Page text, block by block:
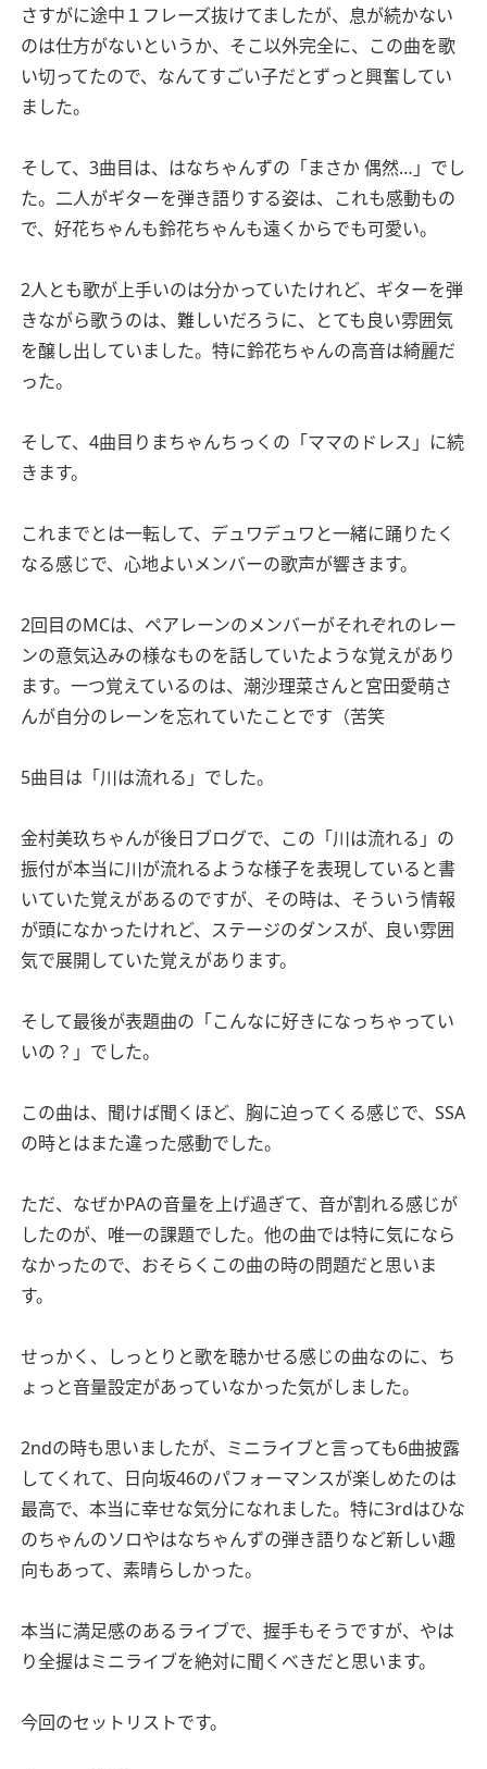
さすがに途中１フレーズ抜けてましたが、息が続かない
のは仕方がないというか、そこ以外完全に、この曲を歌
い切ってたので、なんてすごい子だとずっと興奮してい
ました。
そして、3曲目は、はなちゃんずの「まさか 偶然…」でし
た。二人がギターを弾き語りする姿は、これも感動もの
で、好花ちゃんも鈴花ちゃんも遠くからでも可愛い。
2人とも歌が上手いのは分かっていたけれど、ギターを弾
きながら歌うのは、難しいだろうに、とても良い雰囲気
を醸し出していました。特に鈴花ちゃんの高音は綺麗だ
った。
そして、4曲目りまちゃんちっくの「ママのドレス」に続
きます。
これまでとは一転して、デュワデュワと一緒に踊りたく
なる感じで、心地よいメンバーの歌声が響きます。
2回目のMCは、ペアレーンのメンバーがそれぞれのレー
ンの意気込みの様なものを話していたような覚えがあり
ます。一つ覚えているのは、潮沙理菜さんと宮田愛萌さ
んが自分のレーンを忘れていたことです（苦笑
5曲目は「川は流れる」でした。
金村美玖ちゃんが後日ブログで、この「川は流れる」の
振付が本当に川が流れるような様子を表現していると書
いていた覚えがあるのですが、その時は、そういう情報
が頭になかったけれど、ステージのダンスが、良い雰囲
気で展開していた覚えがあります。
そして最後が表題曲の「こんなに好きになっちゃってい
いの？」でした。
この曲は、聞けば聞くほど、胸に迫ってくる感じで、SSA
の時とはまた違った感動でした。
ただ、なぜかPAの音量を上げ過ぎて、音が割れる感じが
したのが、唯一の課題でした。他の曲では特に気になら
なかったので、おそらくこの曲の時の問題だと思いま
す。
せっかく、しっとりと歌を聴かせる感じの曲なのに、ち
ょっと音量設定があっていなかった気がしました。
2ndの時も思いましたが、ミニライブと言っても6曲披露
してくれて、日向坂46のパフォーマンスが楽しめたのは
最高で、本当に幸せな気分になれました。特に3rdはひな
のちゃんのソロやはなちゃんずの弾き語りなど新しい趣
向もあって、素晴らしかった。
本当に満足感のあるライブで、握手もそうですが、やは
り全握はミニライブを絶対に聞くべきだと思います。
今回のセットリストです。